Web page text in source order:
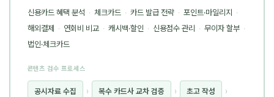
신용카드 혜택 분석 · 체크카드 · 카드 발급 전략 · 포인트·마일리지 ·
해외결제 · 연회비 비교 · 캐시백·할인 · 신용점수 관리 · 무이자 할부 ·
법인·체크카드
콘텐츠 검수 프로세스
공시자료 수집 › 복수 카드사 교차 검증 › 초고 작성 ›